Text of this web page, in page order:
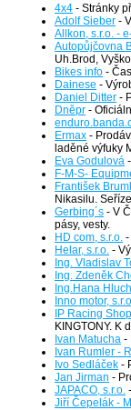
4x4 - Stránky
Adolf Sieber -
Allkon, s.r.o. -
Autopůjčovna
Uh.Brod,
Bikes info -
Dainese -
Daniel Ditter -
Dněpr -
Ermax -
laděné výfuky
Eva Godulová
F-M-S-
František
Nikasilu.
Gerbing´s - V
pásy, vesty.
HD com, s.r.o. -
Helar, s.r.o. -
Ing. Vladislav
Ing. Zdeněk
Ing.Hana
Inno motor, s.r.o.
IP Racing Shop
KINGTONY. K
Ivan Matucha -
Ivan Rumler -
Ivo Sedláček -
Jan Jirman -
JAPACO, s.r.o.
Jiří Čepelák -